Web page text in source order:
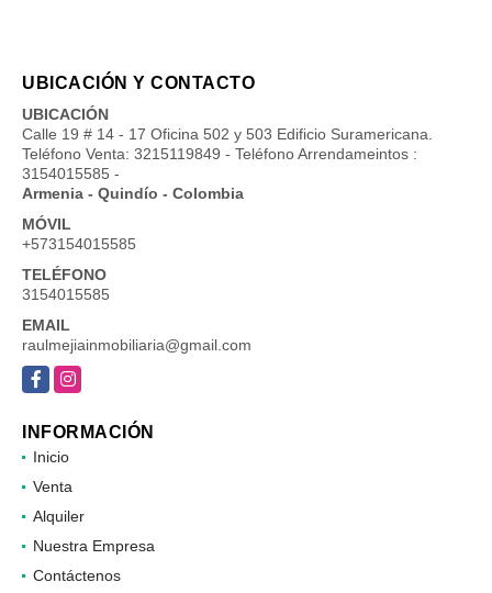
UBICACIÓN Y CONTACTO
UBICACIÓN
Calle 19 # 14 - 17 Oficina 502 y 503 Edificio Suramericana.
Teléfono Venta: 3215119849 - Teléfono Arrendameintos :
3154015585 -
Armenia - Quindío - Colombia
MÓVIL
+573154015585
TELÉFONO
3154015585
EMAIL
raulmejiainmobiliaria@gmail.com
FacebookInstagram
INFORMACIÓN
Inicio
Venta
Alquiler
Nuestra Empresa
Contáctenos